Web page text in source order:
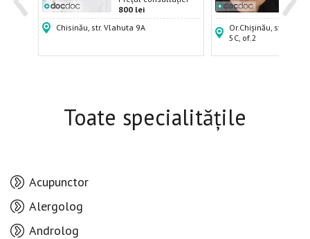
800 lei
Chisinău, str. Vlahuta 9A
Or.Chișinău,
5C, of.2
Toate specialitățile
Acupunctor
Alergolog
Androlog